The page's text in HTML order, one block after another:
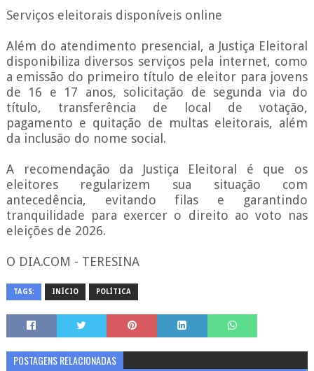
Serviços eleitorais disponíveis online
Além do atendimento presencial, a Justiça Eleitoral
disponibiliza diversos serviços pela internet, como
a emissão do primeiro título de eleitor para jovens
de 16 e 17 anos, solicitação de segunda via do
título, transferência de local de votação,
pagamento e quitação de multas eleitorais, além
da inclusão do nome social.
A recomendação da Justiça Eleitoral é que os
eleitores regularizem sua situação com
antecedência, evitando filas e garantindo
tranquilidade para exercer o direito ao voto nas
eleições de 2026.
O DIA.COM - TERESINA
TAGS: INÍCIO POLÍTICA
POSTAGENS RELACIONADAS